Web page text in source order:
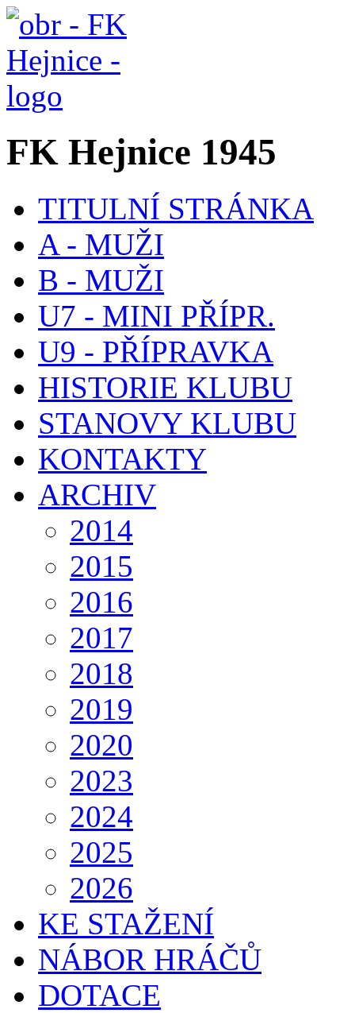
FK Hejnice 1945
TITULNÍ STRÁNKA
A - MUŽI
B - MUŽI
U7 - MINI PŘÍPR.
U9 - PŘÍPRAVKA
HISTORIE KLUBU
STANOVY KLUBU
KONTAKTY
ARCHIV
2014
2015
2016
2017
2018
2019
2020
2023
2024
2025
2026
KE STAŽENÍ
NÁBOR HRÁČŮ
DOTACE